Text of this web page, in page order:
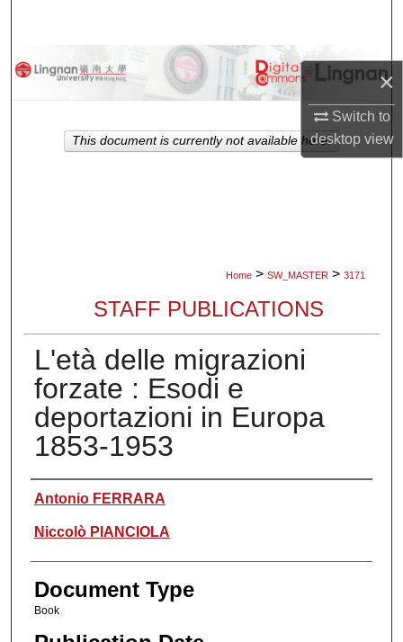
×
Switch to
desktopview
Browse Collections
About
Home > SW_MASTER > 3171
STAFF PUBLICATIONS
L'età delle migrazioni
forzate : Esodi e
deportazioni in Europa
1853-1953
Authors
Antonio FERRARA
Niccolò PIANCIOLA
Document Type
Book
This document is currently not available here.